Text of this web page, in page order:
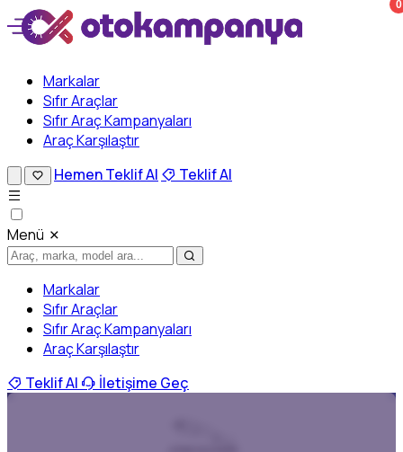
Markalar
Sıfır Araçlar
Sıfır Araç Kampanyaları
Araç Karşılaştır
0
Hemen Teklif Al Teklif Al
Menü
Markalar
Sıfır Araçlar
Sıfır Araç Kampanyaları
Araç Karşılaştır
Teklif Al
İletişime Geç